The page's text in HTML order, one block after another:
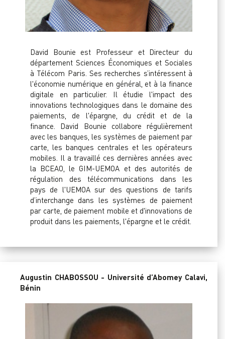
David Bounie est Professeur et Directeur du
département Sciences Économiques et Sociales
à Télécom Paris. Ses recherches s’intéressent à
l'économie numérique en général, et à la finance
digitale en particulier. Il étudie l'impact des
innovations technologiques dans le domaine des
paiements, de l'épargne, du crédit et de la
finance. David Bounie collabore régulièrement
avec les banques, les systèmes de paiement par
carte, les banques centrales et les opérateurs
mobiles. Il a travaillé ces dernières années avec
la BCEAO, le GIM-UEMOA et des autorités de
régulation des télécommunications dans les
pays de l'UEMOA sur des questions de tarifs
d’interchange dans les systèmes de paiement
par carte, de paiement mobile et d'innovations de
produit dans les paiements, l'épargne et le crédit.
Augustin CHABOSSOU - Université d’Abomey Calavi,
Bénin